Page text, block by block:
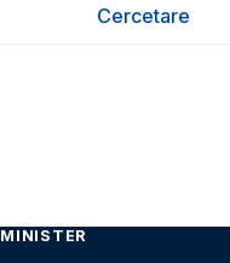
Cercetare
MINISTER